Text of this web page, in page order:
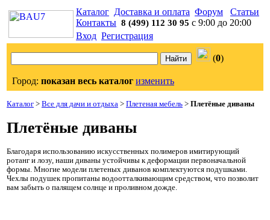
Каталог Доставка и оплата Форум
Статьи
Контакты 8 (499) 112 30 95 с 9:00 до 20:00
Вход Регистрация
(0)
Город: показан весь каталог изменить
Каталог > Все для дачи и отдыха > Плетеная мебель > Плетёные диваны
Плетёные диваны
Благодаря использованию искусственных полимеров имитирующий
ротанг и лозу, наши диваны устойчивы к деформации первоначальной
формы. Многие модели плетеных диванов комплектуются подушками.
Чехлы подушек пропитаны водоотталкивающим средством, что позволит
вам забыть о палящем солнце и проливном дожде.